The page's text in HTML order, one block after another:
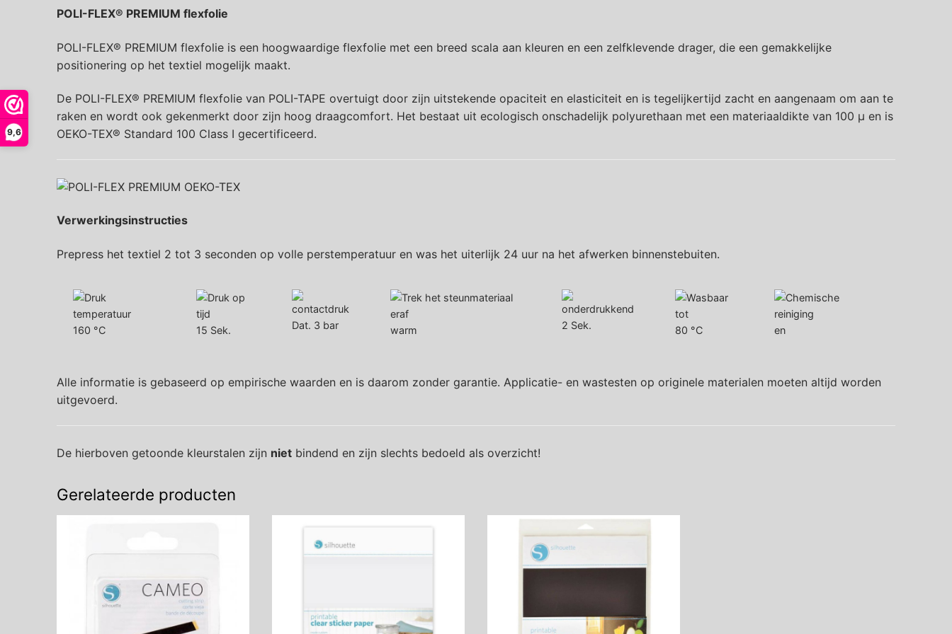
9,6
POLI-FLEX® PREMIUM flexfolie
POLI-FLEX® PREMIUM flexfolie is een hoogwaardige flexfolie met een breed scala aan kleuren en een zelfklevende drager, die een gemakkelijke
positionering op het textiel mogelijk maakt.
De POLI-FLEX® PREMIUM flexfolie van POLI-TAPE overtuigt door zijn uitstekende opaciteit en elasticiteit en is tegelijkertijd zacht en aangenaam om aan te
raken en wordt ook gekenmerkt door zijn hoog draagcomfort. Het bestaat uit ecologisch onschadelijk polyurethaan met een materiaaldikte van 100 µ en is
OEKO-TEX® Standard 100 Class I gecertificeerd.
Verwerkingsinstructies
Prepress het textiel 2 tot 3 seconden op volle perstemperatuur en was het uiterlijk 24 uur na het afwerken binnenstebuiten.
160 °C 15 Sek. Dat. 3 bar warm 2 Sek. 80 °C en
Alle informatie is gebaseerd op empirische waarden en is daarom zonder garantie. Applicatie- en wastesten op originele materialen moeten altijd worden
uitgevoerd.
De hierboven getoonde kleurstalen zijn niet bindend en zijn slechts bedoeld als overzicht!
Gerelateerde producten